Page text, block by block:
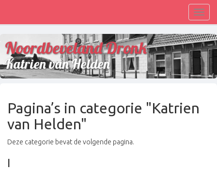
Noordbeveland Dronk
Katrien van Helden
Pagina’s in categorie "Katrien
van Helden"
Deze categorie bevat de volgende pagina.
I